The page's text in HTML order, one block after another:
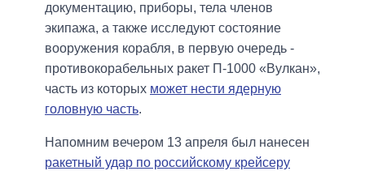
документацию, приборы, тела членов
экипажа, а также исследуют состояние
вооружения корабля, в первую очередь -
противокорабельных ракет П-1000 «Вулкан»,
часть из которых может нести ядерную
головную часть.
Напомним вечером 13 апреля был нанесен
ракетный удар по российскому крейсеру